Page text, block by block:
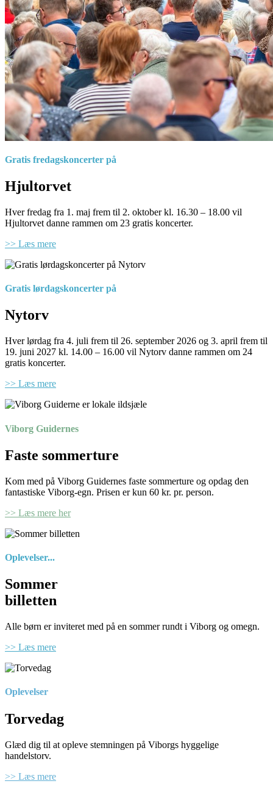
Gratis fredagskoncerter på
Hjultorvet
Hver fredag fra 1. maj frem til 2. oktober kl. 16.30 – 18.00 vil
Hjultorvet danne rammen om 23 gratis koncerter.
>> Læs mere
Gratis lørdagskoncerter på
Nytorv
Hver lørdag fra 4. juli frem til 26. september 2026 og 3. april frem til
19. juni 2027 kl. 14.00 – 16.00 vil Nytorv danne rammen om 24
gratis koncerter.
>> Læs mere
Viborg Guidernes
Faste sommerture
Kom med på Viborg Guidernes faste sommerture og opdag den
fantastiske Viborg-egn. Prisen er kun 60 kr. pr. person.
>> Læs mere her
Oplevelser...
Sommer
billetten
Alle børn er inviteret med på en sommer rundt i Viborg og omegn.
>> Læs mere
Oplevelser
Torvedag
Glæd dig til at opleve stemningen på Viborgs hyggelige
handelstorv.
>> Læs mere